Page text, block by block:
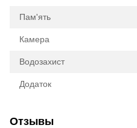
Пам'ять
Камера
Водозахист
Додаток
Отзывы